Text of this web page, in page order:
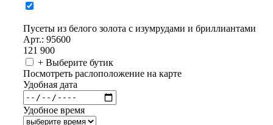
Пусеты из белого золота с изумрудами и бриллиантами
Арт.: 95600
121 900
+ Выберите бутик
Посмотреть раслоположение на карте
Удобная дата
Удобное время